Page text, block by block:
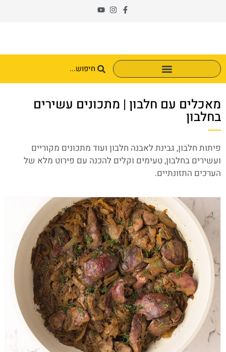
מאכלים עם חלבון | מתכונים עשירים
בחלבון
פיתות חלבון, גבינת לאבנה חלבון ועוד מתכונים מקוריים
ועשירים בחלבון, טעימים וקלים להכנה עם פירוט מלא של
הערכים התזונתיים.